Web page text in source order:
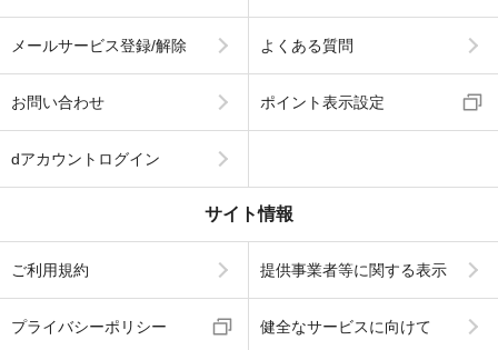
メールサービス登録/解除 よくある質問
お問い合わせ ポイント表示設定
dアカウントログイン
サイト情報
ご利用規約 提供事業者等に関する表示
プライバシーポリシー 健全なサービスに向けて